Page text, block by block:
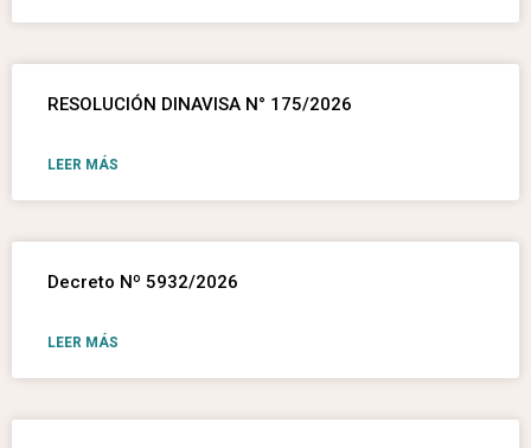
RESOLUCIÓN DINAVISA N° 175/2026
LEER MÁS
Decreto Nº 5932/2026
LEER MÁS